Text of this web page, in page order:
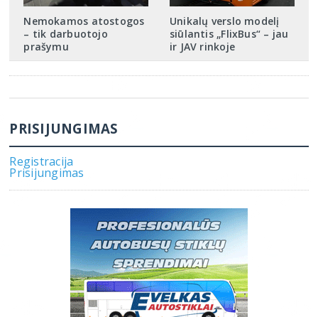
Nemokamos atostogos
– tik darbuotojo
prašymu
Unikalų verslo modelį
siūlantis „FlixBus“ – jau
ir JAV rinkoje
PRISIJUNGIMAS
Registracija
Prisijungimas